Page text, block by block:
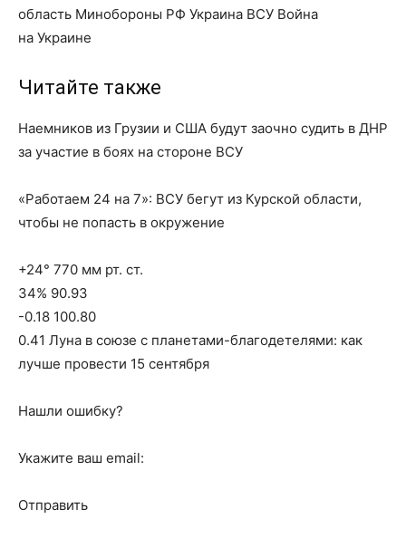
область Минобороны РФ Украина ВСУ Война
на Украине
Читайте также
Наемников из Грузии и США будут заочно судить в ДНР
за участие в боях на стороне ВСУ
«Работаем 24 на 7»: ВСУ бегут из Курской области,
чтобы не попасть в окружение
+24° 770 мм рт. ст.
34% 90.93
-0.18 100.80
0.41 Луна в союзе с планетами-благодетелями: как
лучше провести 15 сентября
Нашли ошибку?
Укажите ваш email:
Отправить